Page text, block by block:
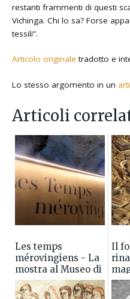
restanti frammenti di questi
Vichinga. Chi lo sa? Forse
tessili”.
Articolo originale tradotto e
Lo stesso argomento in un
Articoli
Les temps
mérovingiens - La
mostra al Museo di
Cluny vista da noi
Il